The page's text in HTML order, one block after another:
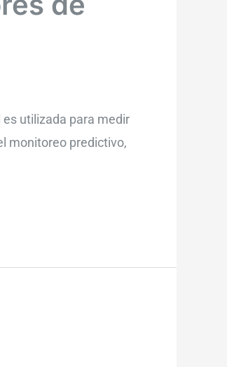
utilizada para medir
monitoreo predictivo,